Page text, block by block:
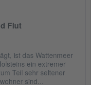
Flut
ist das Wattenmeer
ein extremer
Teil sehr seltener
sind...